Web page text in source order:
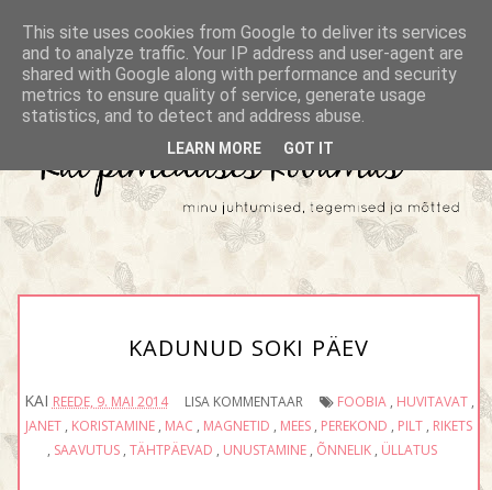
KADUNUD SOKI PÄEV
KAI REEDE, 9. MAI 2014 LISA KOMMENTAAR FOOBIA, HUVITAVAT,
JANET , KORISTAMINE , MAC , MAGNETID , MEES , PEREKOND , PILT , RIKETS
, SAAVUTUS , TÄHTPÄEVAD , UNUSTAMINE , ÕNNELIK , ÜLLATUS
This site uses cookies from Google to deliver its services
and to analyze traffic. Your IP address and user-agent are
shared with Google along with performance and security
metrics to ensure quality of service, generate usage
statistics, and to detect and address abuse.
LEARN MORE GOT IT